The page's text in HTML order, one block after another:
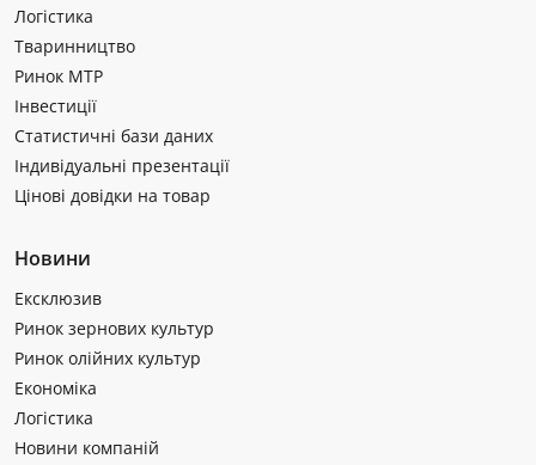
Логістика
Тваринництво
Ринок МТР
Інвестиції
Статистичні бази даних
Індивідуальні презентації
Цінові довідки на товар
Новини
Ексклюзив
Ринок зернових культур
Ринок олійних культур
Економіка
Логістика
Новини компаній